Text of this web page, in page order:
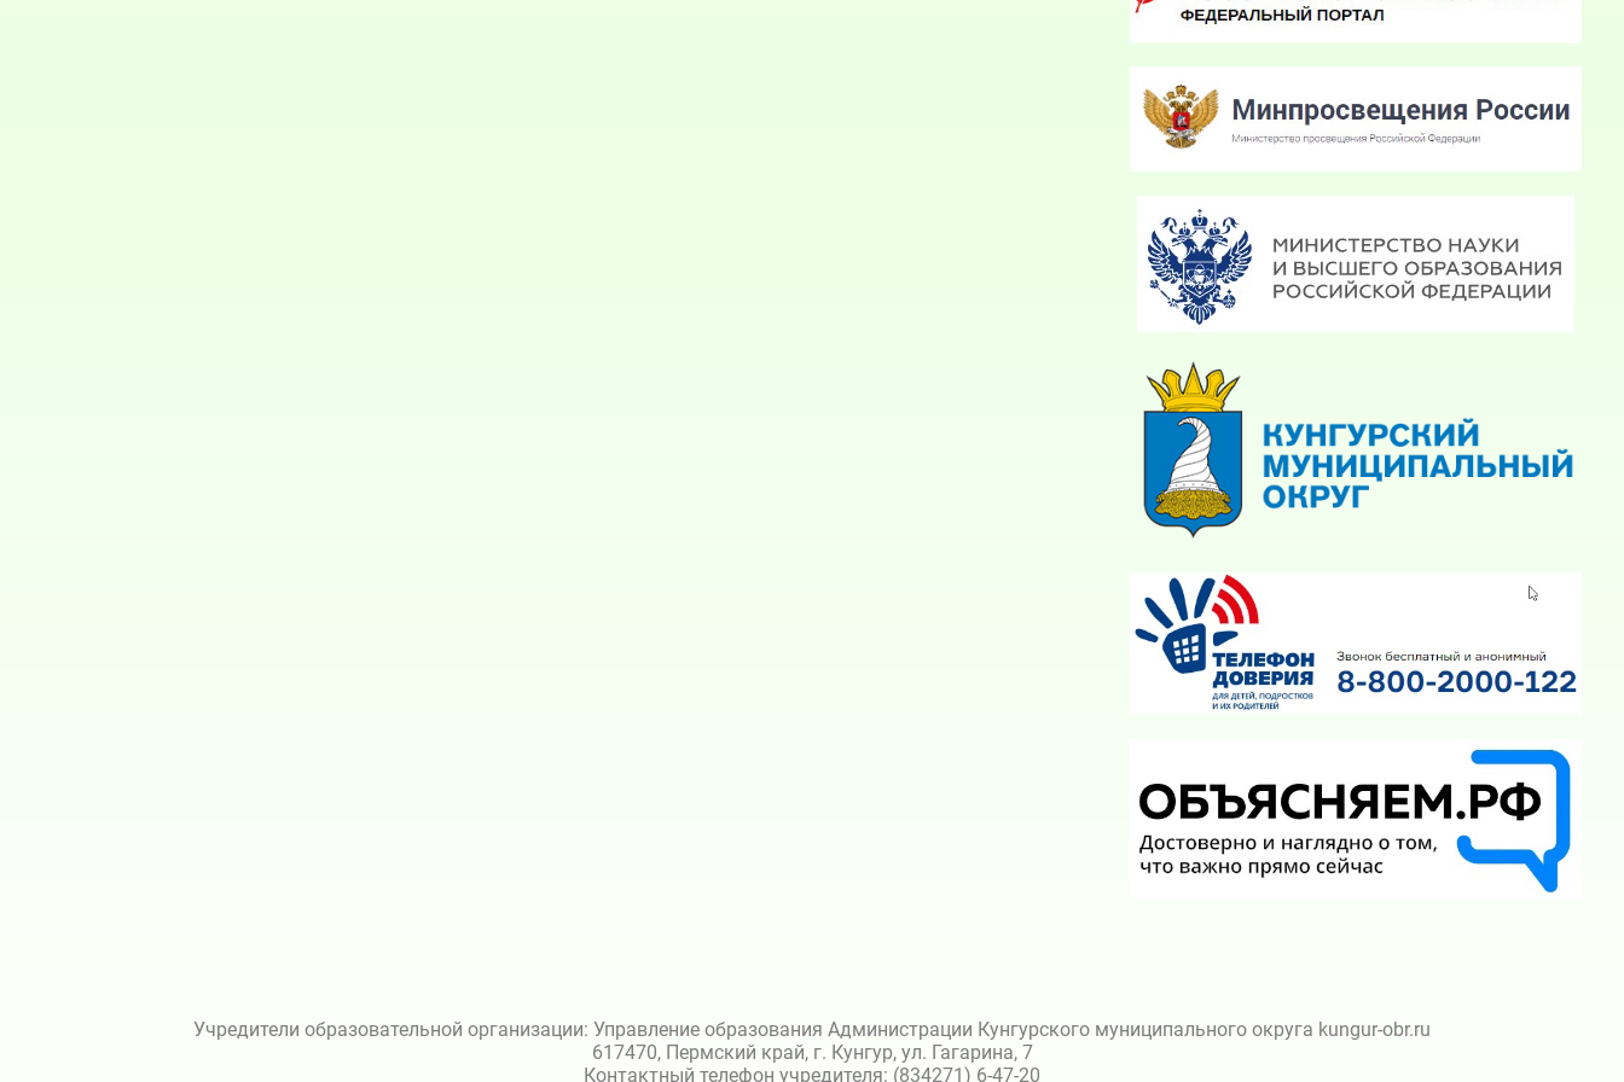
Учредители образовательной организации: Управление образования Администрации Кунгурского муниципального округа kungur-obr.ru
617470, Пермский край, г. Кунгур, ул. Гагарина, 7
Контактный телефон учредителя: (834271) 6-47-20